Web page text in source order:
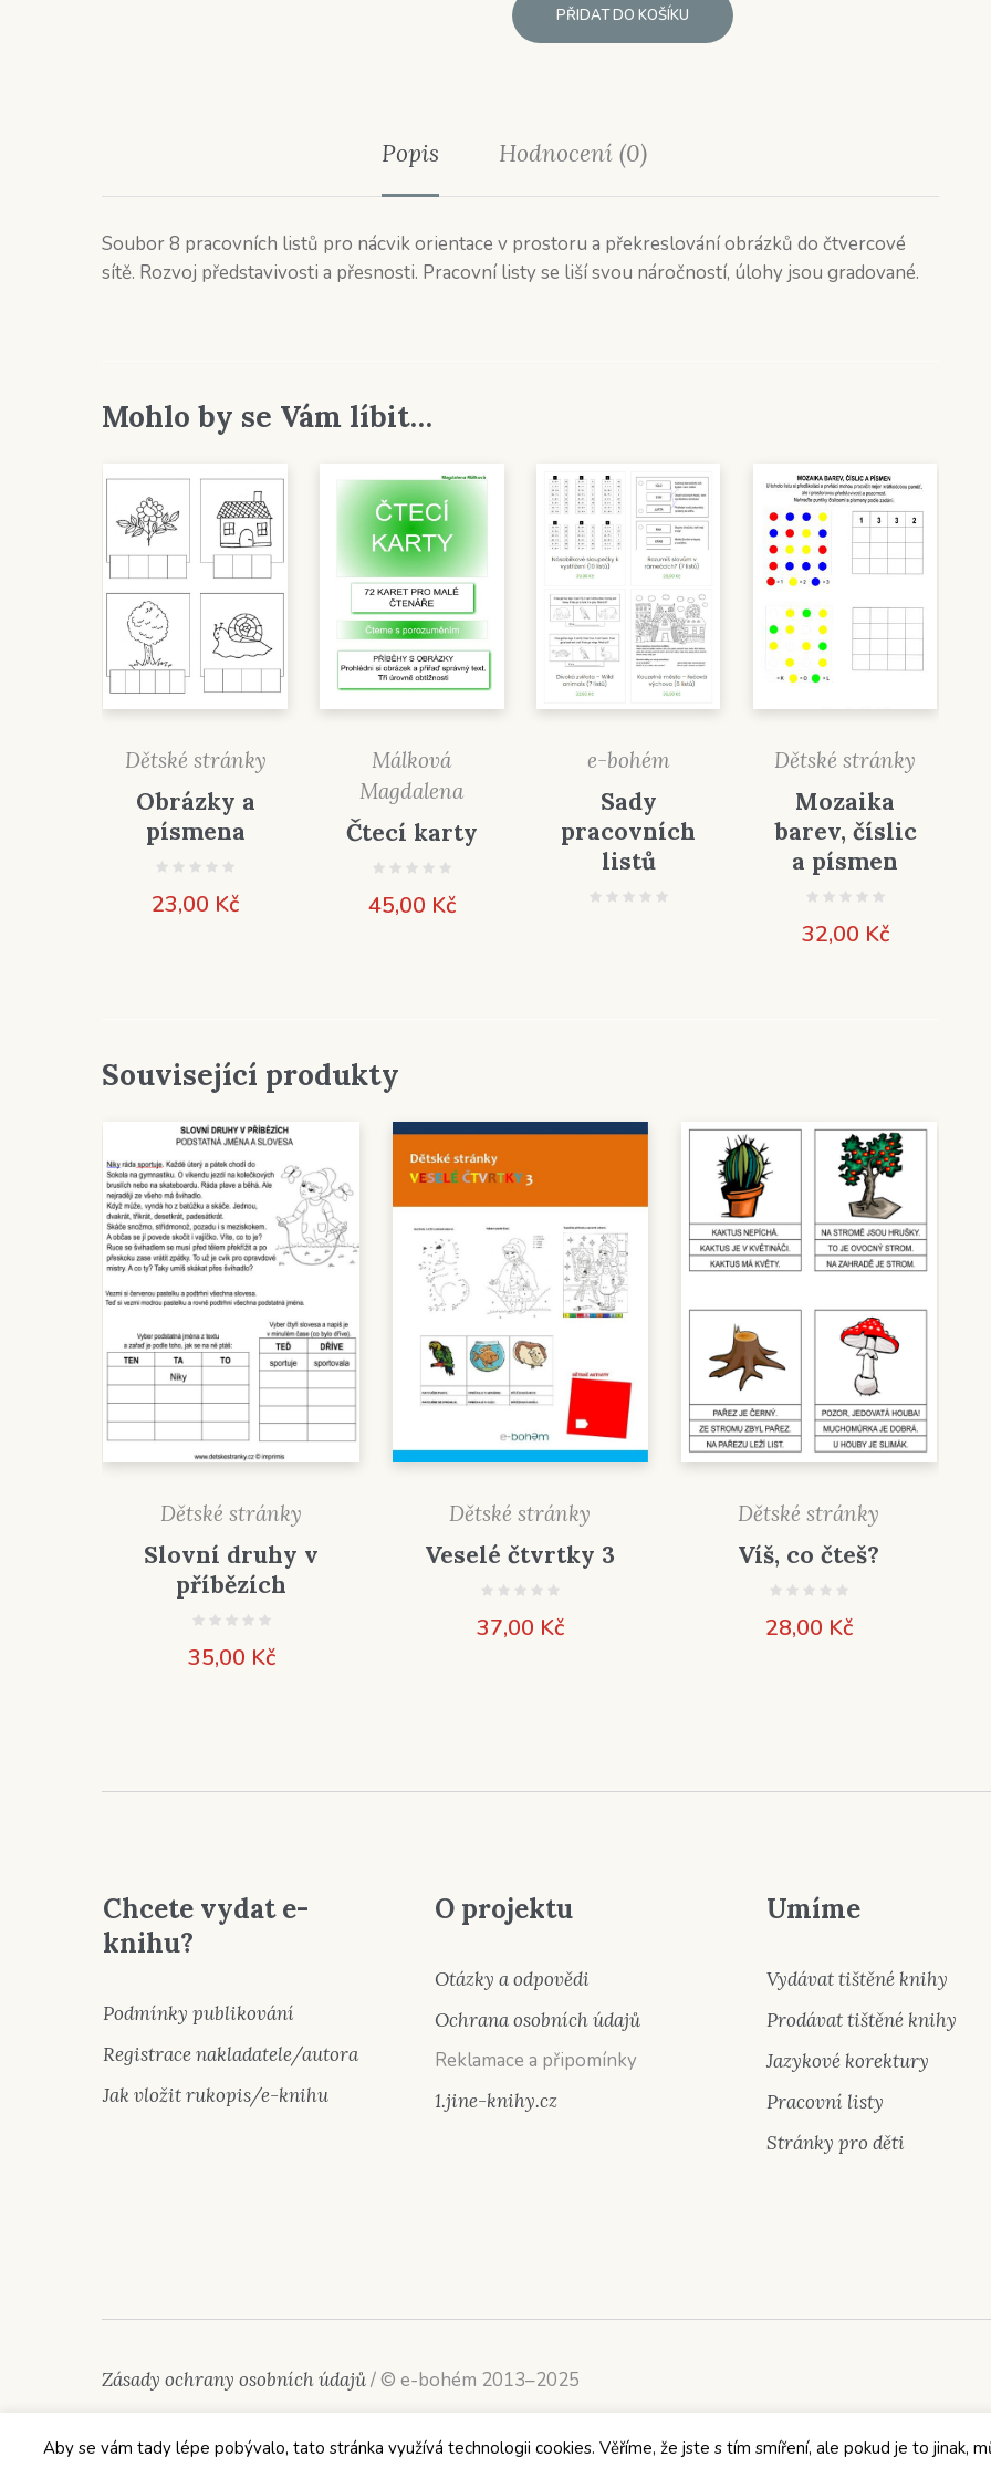
PŘIDAT DO KOŠÍKU
Popis Hodnocení (0)
Soubor 8 pracovních listů pro nácvik orientace v prostoru a překreslování obrázků do čtvercové
sítě. Rozvoj představivosti a přesnosti. Pracovní listy se liší svou náročností, úlohy jsou gradované.
Mohlo by se Vám líbit…
Dětské stránky
Obrázky a
písmena
23,00 Kč
Málková
Magdalena
Čtecí karty
45,00 Kč
e-bohém
Sady
pracovních
listů
Dětské stránky
Mozaika
barev, číslic
a písmen
32,00 Kč
Související produkty
Dětské stránky
Slovní druhy v
příbězích
35,00 Kč
Dětské stránky
Veselé čtvrtky 3
37,00 Kč
Dětské stránky
Víš, co čteš?
28,00 Kč
Chcete vydat e-
knihu?
Podmínky publikování
Registrace nakladatele/autora
Jak vložit rukopis/e-knihu
O projektu
Otázky a odpovědi
Ochrana osobních údajů
Reklamace a připomínky
1.jine-knihy.cz
Umíme
Vydávat tištěné knihy
Prodávat tištěné knihy
Jazykové korektury
Pracovní listy
Stránky pro děti
Zásady ochrany osobních údajů/ © e-bohém 2013–2025
Aby se vám tady lépe pobývalo, tato stránka využívá technologii cookies. Věříme, že jste s tím smíření, ale pokud je to jinak,